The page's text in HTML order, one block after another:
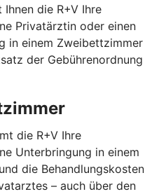
die R+V Ihre
Privatärztin oder einen
in einem Zweibettzimmer
der Gebührenordnung
die R+V Ihre
Unterbringung in einem
die Behandlungskosten
– auch über den